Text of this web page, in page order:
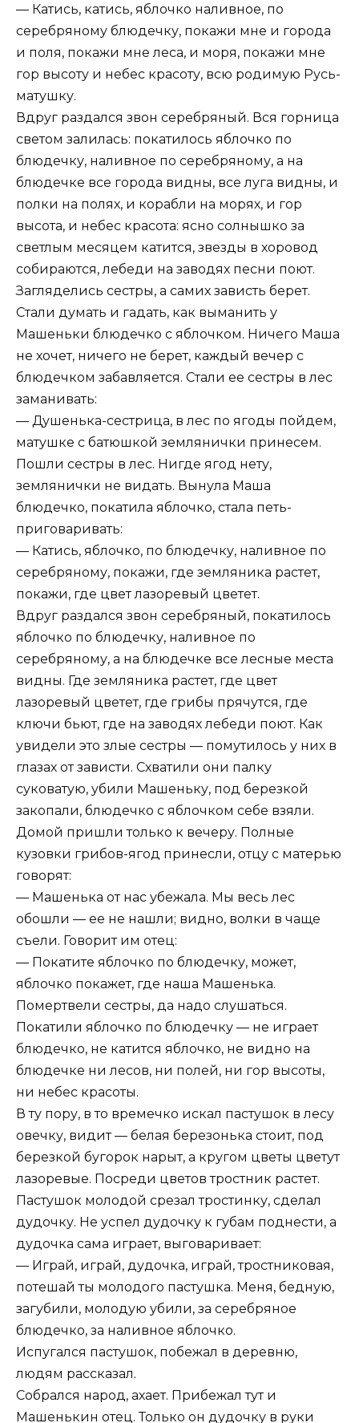
— Катись, катись, яблочко наливное, по
серебряному блюдечку, покажи мне и города
и поля, покажи мне леса, и моря, покажи мне
гор высоту и небес красоту, всю родимую Русь-
матушку.
Вдруг раздался звон серебряный. Вся горница
светом залилась: покатилось яблочко по
блюдечку, наливное по серебряному, а на
блюдечке все города видны, все луга видны, и
полки на полях, и корабли на морях, и гор
высота, и небес красота: ясно солнышко за
светлым месяцем катится, звезды в хоровод
собираются, лебеди на заводях песни поют.
Загляделись сестры, а самих зависть берет.
Стали думать и гадать, как выманить у
Машеньки блюдечко с яблочком. Ничего Маша
не хочет, ничего не берет, каждый вечер с
блюдечком забавляется. Стали ее сестры в лес
заманивать:
— Душенька-сестрица, в лес по ягоды пойдем,
матушке с батюшкой землянички принесем.
Пошли сестры в лес. Нигде ягод нету,
землянички не видать. Вынула Маша
блюдечко, покатила яблочко, стала петь-
приговаривать:
— Катись, яблочко, по блюдечку, наливное по
серебряному, покажи, где земляника растет,
покажи, где цвет лазоревый цветет.
Вдруг раздался звон серебряный, покатилось
яблочко по блюдечку, наливное по
серебряному, а на блюдечке все лесные места
видны. Где земляника растет, где цвет
лазоревый цветет, где грибы прячутся, где
ключи бьют, где на заводях лебеди поют. Как
увидели это злые сестры — помутилось у них в
глазах от зависти. Схватили они палку
суковатую, убили Машеньку, под березкой
закопали, блюдечко с яблочком себе взяли.
Домой пришли только к вечеру. Полные
кузовки грибов-ягод принесли, отцу с матерью
говорят:
— Машенька от нас убежала. Мы весь лес
обошли — ее не нашли; видно, волки в чаще
съели. Говорит им отец:
— Покатите яблочко по блюдечку, может,
яблочко покажет, где наша Машенька.
Помертвели сестры, да надо слушаться.
Покатили яблочко по блюдечку — не играет
блюдечко, не катится яблочко, не видно на
блюдечке ни лесов, ни полей, ни гор высоты,
ни небес красоты.
В ту пору, в то времечко искал пастушок в лесу
овечку, видит — белая березонька стоит, под
березкой бугорок нарыт, а кругом цветы цветут
лазоревые. Посреди цветов тростник растет.
Пастушок молодой срезал тростинку, сделал
дудочку. Не успел дудочку к губам поднести, а
дудочка сама играет, выговаривает:
— Играй, играй, дудочка, играй, тростниковая,
потешай ты молодого пастушка. Меня, бедную,
загубили, молодую убили, за серебряное
блюдечко, за наливное яблочко.
Испугался пастушок, побежал в деревню,
людям рассказал.
Собрался народ, ахает. Прибежал тут и
Машенькин отец. Только он дудочку в руки